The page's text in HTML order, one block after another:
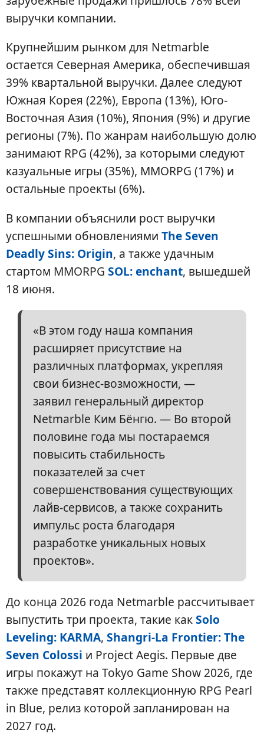
выручки компании.
Крупнейшим рынком для Netmarble
остается Северная Америка, обеспечившая
39% квартальной выручки. Далее следуют
Южная Корея (22%), Европа (13%), Юго-
Восточная Азия (10%), Япония (9%) и другие
регионы (7%). По жанрам наибольшую долю
занимают RPG (42%), за которыми следуют
казуальные игры (35%), MMORPG (17%) и
остальные проекты (6%).
В компании объяснили рост выручки
успешными обновлениями The Seven
Deadly Sins: Origin, а также удачным
стартом MMORPG SOL: enchant, вышедшей
18 июня.
«В этом году наша компания
расширяет присутствие на
различных платформах, укрепляя
свои бизнес-возможности, —
заявил генеральный директор
Netmarble Ким Бёнгю. — Во второй
половине года мы постараемся
повысить стабильность
показателей за счет
совершенствования существующих
лайв-сервисов, а также сохранить
импульс роста благодаря
разработке уникальных новых
проектов».
До конца 2026 года Netmarble рассчитывает
выпустить три проекта, такие какSolo
Leveling: KARMA, Shangri-La Frontier: The
Seven Colossi и Project Aegis. Первые две
игры покажут на Tokyo Game Show 2026, где
также представят коллекционную RPG Pearl
in Blue, релиз которой запланирован на
2027 год.